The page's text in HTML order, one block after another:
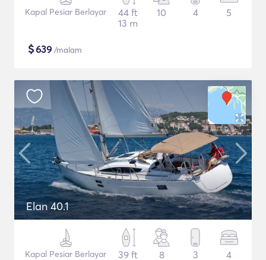
Kapal Pesiar Berlayar
44 ft
13 m
10 4 5
$639 /malam
Elan 40.1
Kapal Pesiar Berlayar
39 ft
8 3 4